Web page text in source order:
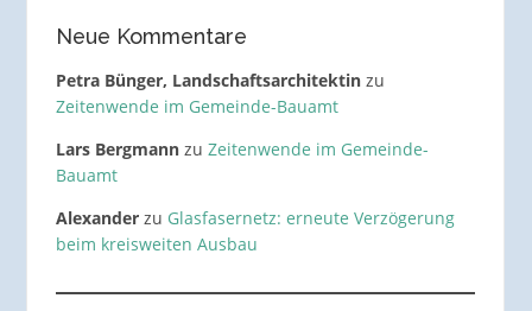
Neue Kommentare
Petra Bünger, Landschaftsarchitektinzu
Zeitenwende im Gemeinde-Bauamt
Lars Bergmannzu Zeitenwende im Gemeinde-
Bauamt
Alexanderzu Glasfasernetz: erneute Verzögerung
beim kreisweiten Ausbau